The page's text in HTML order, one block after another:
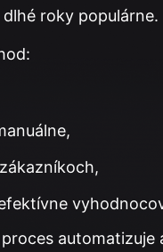
roky populárne.